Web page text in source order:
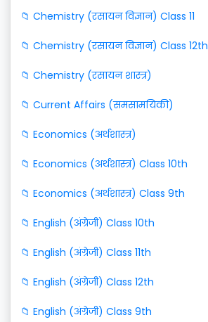
📁 Chemistry (रसायन विज्ञान) Class 11
📁 Chemistry (रसायन विज्ञान) Class 12th
📁 Chemistry (रसायन शास्त्र)
📁 Current Affairs (समसामयिकी)
📁 Economics (अर्थशास्त्र)
📁 Economics (अर्थशास्त्र) Class 10th
📁 Economics (अर्थशास्त्र) Class 9th
📁 English (अंग्रेजी) Class 10th
📁 English (अंग्रेजी) Class 11th
📁 English (अंग्रेजी) Class 12th
📁 English (अंग्रेजी) Class 9th